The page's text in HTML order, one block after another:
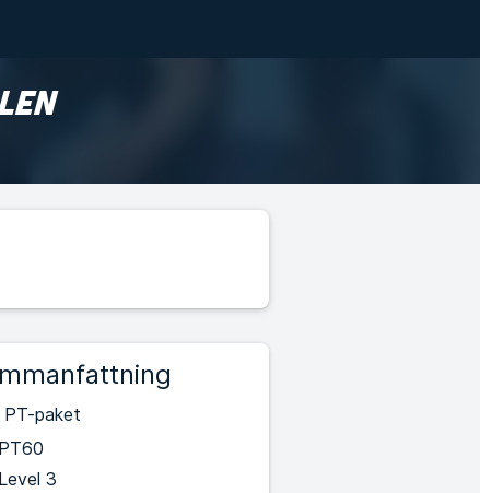
paket
PT60
Level 3